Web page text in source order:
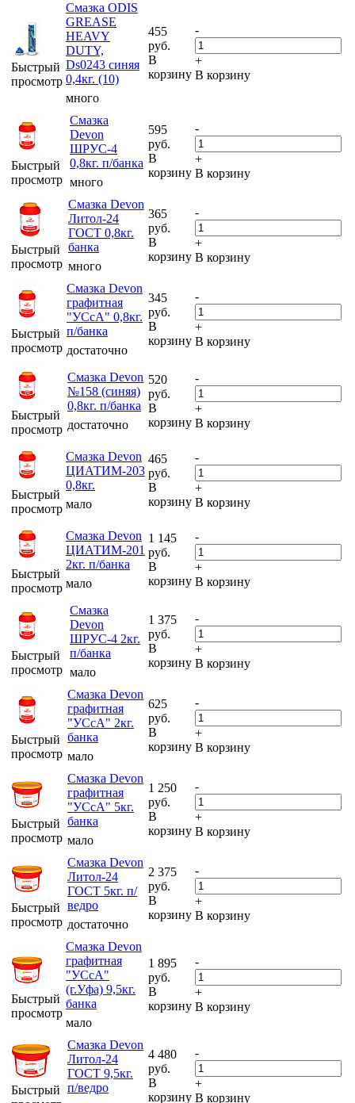
Быстрый
просмотр
Смазка ODIS
GREASE
HEAVY
DUTY,
Ds0243 синяя
0,4кг. (10)
много
455
руб.
В
корзину
-
+
В корзину
Быстрый
просмотр
Смазка
Devon
ШРУС-4
0,8кг. п/банка
много
595
руб.
В
корзину
-
+
В корзину
Быстрый
просмотр
Смазка Devon
Литол-24
ГОСТ 0,8кг.
банка
много
365
руб.
В
корзину
-
+
В корзину
Быстрый
просмотр
Смазка Devon
графитная
"УСсА" 0,8кг.
п/банка
достаточно
345
руб.
В
корзину
-
+
В корзину
Быстрый
просмотр
Смазка Devon
№158 (синяя)
0,8кг. п/банка
достаточно
520
руб.
В
корзину
-
+
В корзину
Быстрый
просмотр
Смазка Devon
ЦИАТИМ-203
0,8кг.
мало
465
руб.
В
корзину
-
+
В корзину
Быстрый
просмотр
Смазка Devon
ЦИАТИМ-201
2кг. п/банка
мало
1 145
руб.
В
корзину
-
+
В корзину
Быстрый
просмотр
Смазка
Devon
ШРУС-4 2кг.
п/банка
мало
1 375
руб.
В
корзину
-
+
В корзину
Быстрый
просмотр
Смазка Devon
графитная
"УСсА" 2кг.
банка
мало
625
руб.
В
корзину
-
+
В корзину
Быстрый
просмотр
Смазка Devon
графитная
"УСсА" 5кг.
банка
мало
1 250
руб.
В
корзину
-
+
В корзину
Быстрый
просмотр
Смазка Devon
Литол-24
ГОСТ 5кг. п/
ведро
достаточно
2 375
руб.
В
корзину
-
+
В корзину
Быстрый
просмотр
Смазка Devon
графитная
"УСсА"
(г.Уфа) 9,5кг.
банка
мало
1 895
руб.
В
корзину
-
+
В корзину
Быстрый
Смазка Devon
Литол-24
ГОСТ 9,5кг.
п/ведро
4 480
руб.
В
корзину
-
+
В корзину